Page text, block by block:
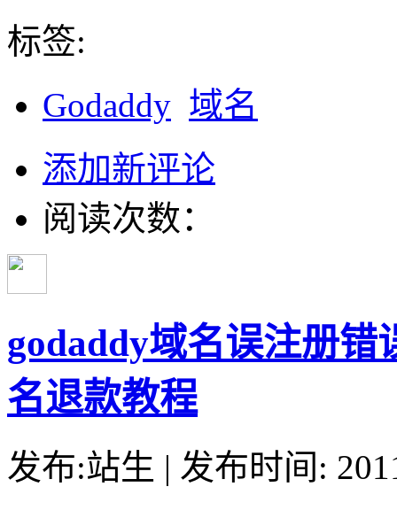
标签:
Godaddy 域名
添加新评论
阅读次数：
godaddy域名误注册错
名退款教程
发布:站生 | 发布时间: